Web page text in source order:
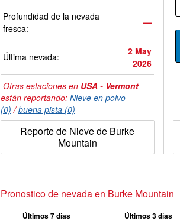
Profundidad de la nevada
fresca:
—
Última nevada:
2 May
2026
Otras estaciones en USA - Vermont
están reportando: Nieve en polvo
(0) /buena pista (0)
Reporte de Nieve de Burke
Mountain
Pronostico de nevada en Burke Mountain
Últimos 7 días Últimos 3 días